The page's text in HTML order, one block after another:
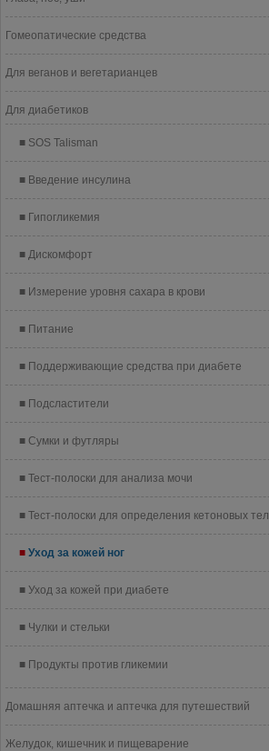
Гомеопатические средства
Для веганов и вегетарианцев
Для диабетиков
SOS Talisman
Введение инсулина
Гипогликемия
Дискомфорт
Измерение уровня сахара в крови
Питание
Поддерживающие средства при диабете
Подсластители
Сумки и футляры
Тест-полоски для анализа мочи
Тест-полоски для определения кетоновых тел
Уход за кожей ног
Уход за кожей при диабете
Чулки и стельки
Продукты против гликемии
Домашняя аптечка и аптечка для путешествий
Желудок, кишечник и пищеварение